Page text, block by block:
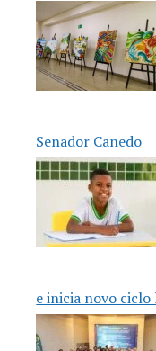
Senador Canedo
e inicia novo
celebra 10
Casa